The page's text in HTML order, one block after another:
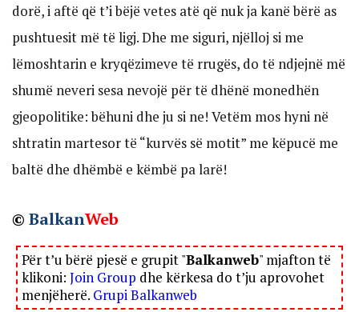
dorë, i aftë që t’i bëjë vetes atë që nuk ja kanë bërë as
pushtuesit më të ligj. Dhe me siguri, njëlloj si me
lëmoshtarin e kryqëzimeve të rrugës, do të ndjejnë më
shumë neveri sesa nevojë për të dhënë monedhën
gjeopolitike: bëhuni dhe ju si ne! Vetëm mos hyni në
shtratin martesor të “kurvës së motit” me këpucë me
baltë dhe dhëmbë e këmbë pa larë!
© BalkanWeb
Për t’u bërë pjesë e grupit "Balkanweb" mjafton të
klikoni: Join Group dhe kërkesa do t’ju aprovohet
menjëherë. Grupi Balkanweb